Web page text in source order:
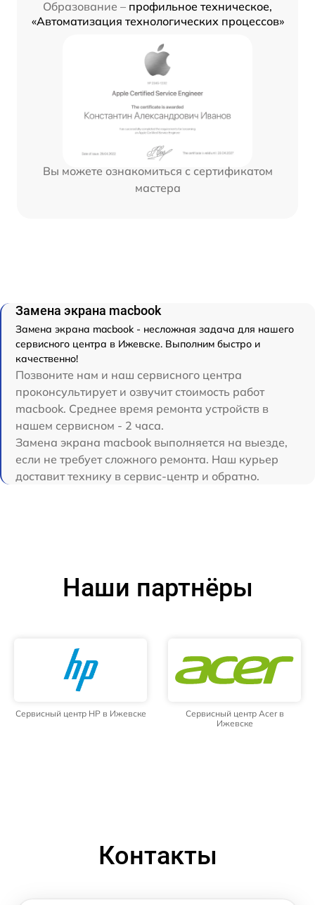
Образование – профильное техническое,
«Автоматизация технологических процессов»
Вы можете ознакомиться с сертификатом
мастера
Замена экрана macbook
Замена экрана macbook - несложная задача для нашего
сервисного центра в Ижевске. Выполним быстро и
качественно!
Позвоните нам и наш сервисного центра
проконсультирует и озвучит стоимость работ
macbook. Среднее время ремонта устройств в
нашем сервисном - 2 часа.
Замена экрана macbook выполняется на выезде,
если не требует сложного ремонта. Наш курьер
доставит технику в сервис-центр и обратно.
Наши партнёры
Сервисный центр HP в Ижевске
Сервисный центр Acer в
Ижевске
Контакты